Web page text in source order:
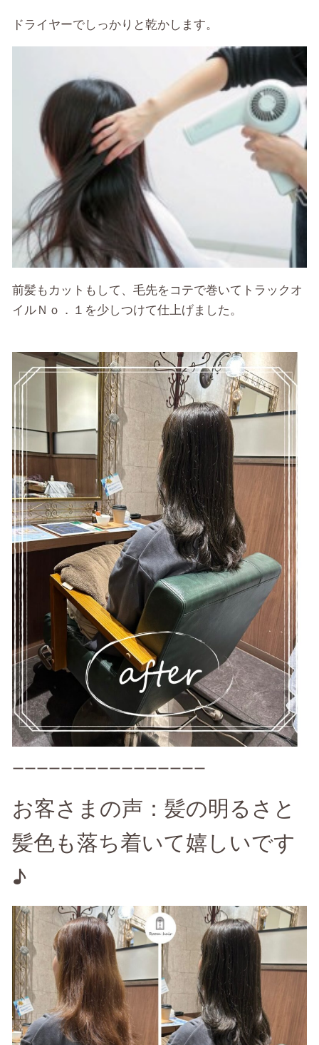
ドライヤーでしっかりと乾かします。
前髪もカットもして、毛先をコテで巻いてトラックオ
イルＮｏ．１を少しつけて仕上げました。
ーーーーーーーーーーーーーーーー
お客さまの声：髪の明るさと
髪色も落ち着いて嬉しいです
♪